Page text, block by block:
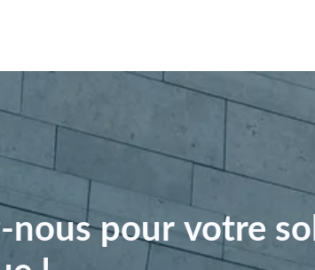
nous pour votre